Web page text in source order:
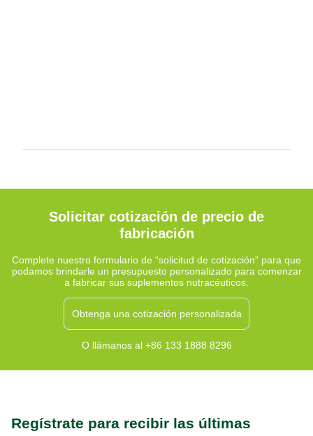
Solicitar cotización de precio de
fabricación
Complete nuestro formulario de “solicitud de cotización” para que
podamos brindarle un presupuesto personalizado para comenzar
a fabricar sus suplementos nutracéuticos.
Obtenga una cotización personalizada
O llámanos al +86 133 1888 8296
Regístrate para recibir las últimas